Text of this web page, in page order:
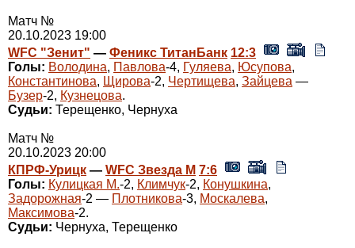
Матч №
20.10.2023 19:00
WFC "Зенит" — Феникс ТитанБанк 12:3
Голы: Володина, Павлова-4, Гуляева, Юсупова,
Константинова, Щирова-2, Чертищева, Зайцева —
Бузер-2, Кузнецова.
Судьи: Терещенко, Чернуха
Матч №
20.10.2023 20:00
КПРФ-Урицк — WFC Звезда М 7:6
Голы: Кулицкая М.-2, Климчук-2, Конушкина,
Задорожная-2 — Плотникова-3, Москалева,
Максимова-2.
Судьи: Чернуха, Терещенко